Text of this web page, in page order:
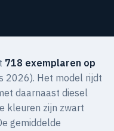
718 exemplaren op
2026). Het model rijdt
daarnaast diesel
kleuren zijn zwart
gemiddelde